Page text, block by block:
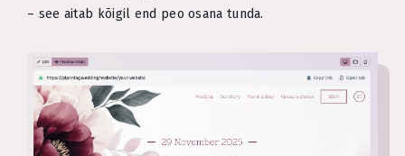
– see aitab kõigil end peo osana tunda.